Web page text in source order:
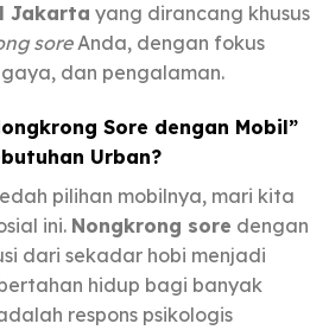
Jakarta yang dirancang khusus
soreAnda, dengan fokus
dan pengalaman.
Sore dengan Mobil”
Urban?
pilihan mobilnya, mari kita
ini. Nongkrong sore dengan
dari sekadar hobi menjadi
hidup bagi banyak
respons psikologis